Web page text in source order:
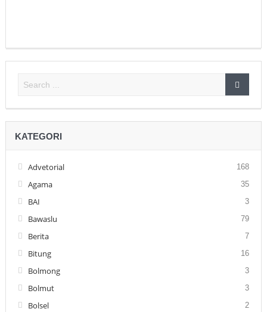
KATEGORI
Advetorial 168
Agama 35
BAI 3
Bawaslu 79
Berita 7
Bitung 16
Bolmong 3
Bolmut 3
Bolsel 2